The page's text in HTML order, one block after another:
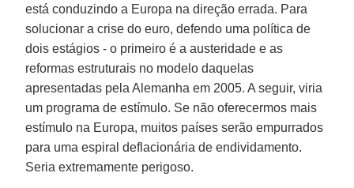
está conduzindo a Europa na direção errada. Para
solucionar a crise do euro, defendo uma política de
dois estágios - o primeiro é a austeridade e as
reformas estruturais no modelo daquelas
apresentadas pela Alemanha em 2005. A seguir, viria
um programa de estímulo. Se não oferecermos mais
estímulo na Europa, muitos países serão empurrados
para uma espiral deflacionária de endividamento.
Seria extremamente perigoso.